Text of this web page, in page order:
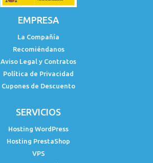
EMPRESA
La Compañía
Recomiéndanos
Aviso Legal y Contratos
Política de Privacidad
Cupones de Descuento
SERVICIOS
Hosting WordPress
Hosting PrestaShop
VPS